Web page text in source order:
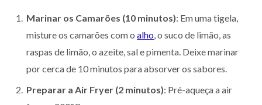
Marinar os Camarões (10 minutos): Em uma tigela,
misture os camarões com o alho , o suco de limão, as
raspas de limão, o azeite, sal e pimenta. Deixe marinar
por cerca de 10 minutos para absorver os sabores.
Preparar a Air Fryer (2 minutos): Pré-aqueça a air